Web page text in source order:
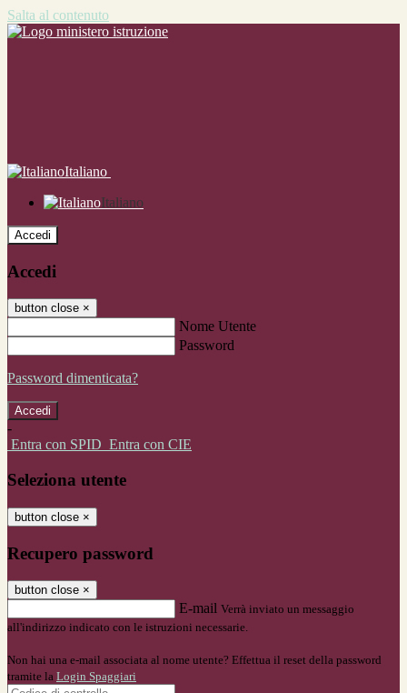
Salta al contenuto
Italiano
Italiano
Accedi
Accedi
button close ×
Nome Utente
Password
Password dimenticata?
-
Entra con SPID Entra con CIE
Seleziona utente
button close ×
Recupero password
button close ×
E-mail Verrà inviato un messaggio
all'indirizzo indicato con le istruzioni necessarie.
Non hai una e-mail associata al nome utente? Effettua il reset della password
tramite la Login Spaggiari